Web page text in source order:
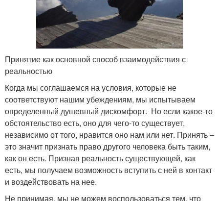
Принятие как основной способ взаимодействия с
реальностью
Когда мы соглашаемся на условия, которые не
соответствуют нашим убеждениям, мы испытываем
определенный душевный дискомфорт. Но если какое-то
обстоятельство есть, оно для чего-то существует,
независимо от того, нравится оно нам или нет. Принять –
это значит признать право другого человека быть таким,
как он есть. Признав реальность существующей, как
есть, мы получаем возможность вступить с ней в контакт
и воздействовать на нее.
Не принимая, мы не можем воспользоваться тем, что